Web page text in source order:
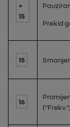
+
15
Prekid
15
16
("Frekv.